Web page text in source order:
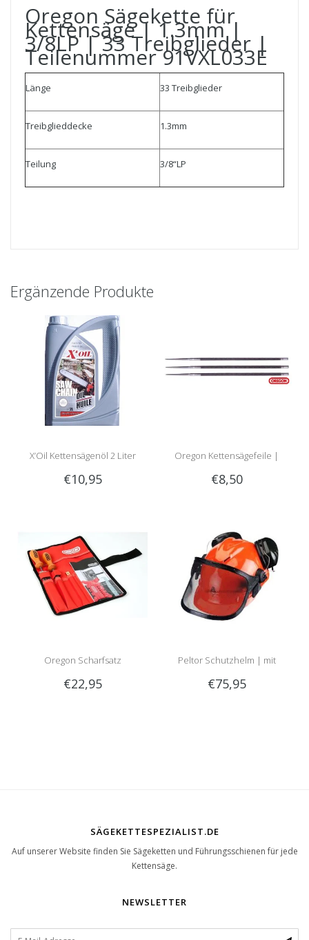
Oregon Sägekette für
Kettensäge | 1.3mm |
3/8LP | 33 Treibglieder |
Teilenummer 91VXL033E
Länge 33 Treibglieder
Treibglieddecke 1.3mm
Teilung 3/8“LP
Ergänzende Produkte
X’Oil Kettensägenöl 2 Liter
€10,95
Oregon Kettensägefeile |
Rundfeile
€8,50
Oregon Scharfsatz
€22,95
Peltor Schutzhelm | mit
Optime 2 Gehörschutz und
€75,95
SÄGEKETTESPEZIALIST.DE
Auf unserer Website finden Sie Sägeketten und Führungsschienen für jede
Kettensäge.
NEWSLETTER